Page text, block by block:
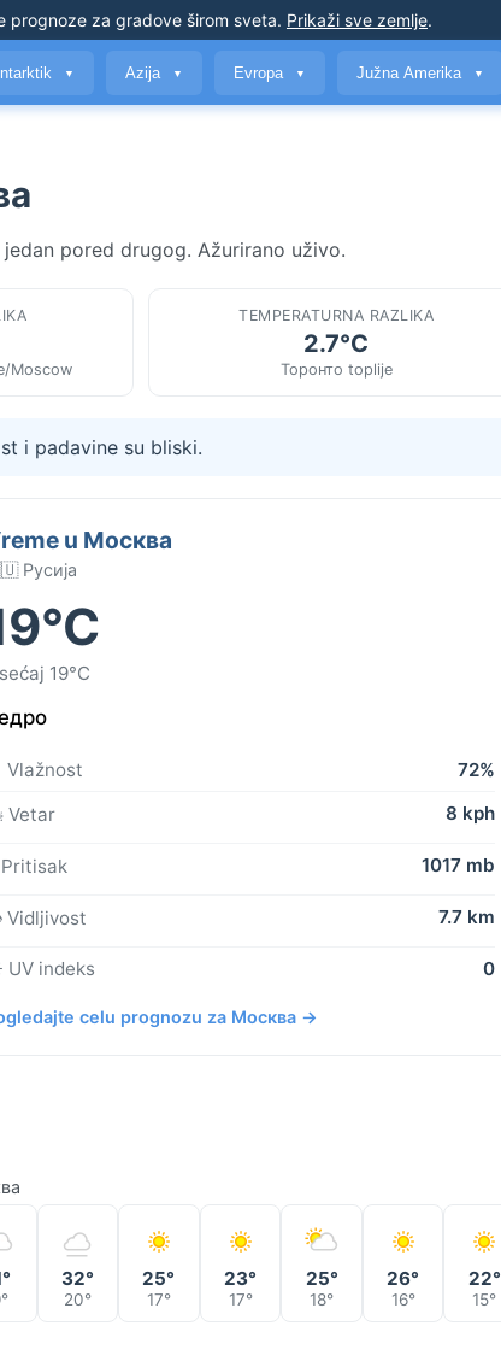
prognoze za gradove širom sveta. Prikaži sve zemlje.
▼ Azija ▼ Evropa ▼ Južna Amerika ▼
pored drugog. Ažurirano uživo.
Moscow
TEMPERATURNA RAZLIKA
2.7°C
Торонто toplije
i padavine su bliski.
u Москва
Русија
19°C
Vlažnost
72%
8 kph
1017 mb
7.7 km
indeks 0
celu prognozu za Москва →
32°
20°
25°
17°
23°
17°
25°
18°
26°
16°
22°
15°